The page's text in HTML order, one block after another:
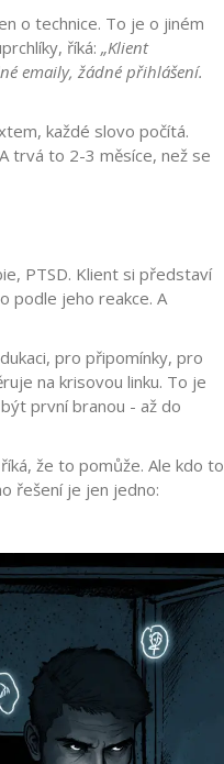
o technice. To je o jiném
říká: „Klient
emaily, žádné přihlášení.
každé slovo počítá.
trvá to 2-3 měsíce, než se
PTSD. Klient si představí
podle jeho reakce. A
pro připomínky, pro
na krisovou linku. To je
první branou - až do
že to pomůže. Ale kdo to
řešení je jen jedno: